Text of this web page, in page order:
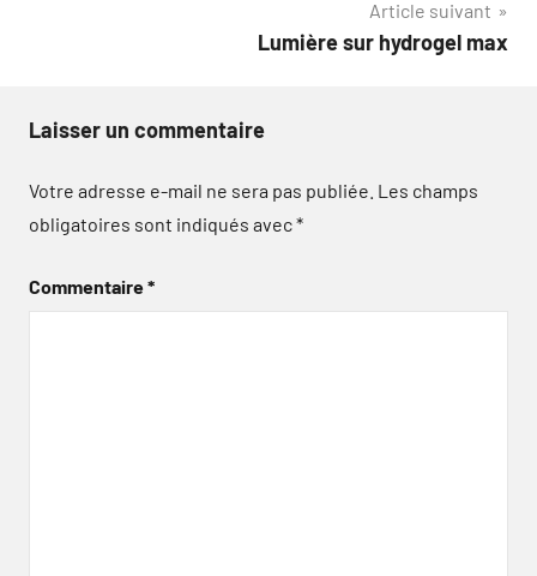
Article suivant
Lumière sur hydrogel max
Laisser un commentaire
Votre adresse e-mail ne sera pas publiée. Les champs
obligatoires sont indiqués avec*
Commentaire*